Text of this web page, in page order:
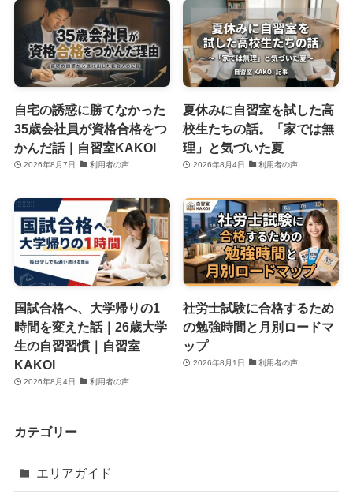
自宅の誘惑に勝てなかった
35歳会社員が資格合格をつ
かんだ話｜自習室KAKOI
2026年8月7日 利用者の声
夏休みに自習室を試した高
校生たちの話。「家では無
理」と気づいた夏
2026年8月4日 利用者の声
国試合格へ、大学帰りの1
時間を変えた話｜26歳大学
生の自習習慣｜自習室
KAKOI
2026年8月4日 利用者の声
社労士試験に合格するため
の勉強時間と月別ロードマ
ップ
2026年8月1日 利用者の声
カテゴリー
エリアガイド